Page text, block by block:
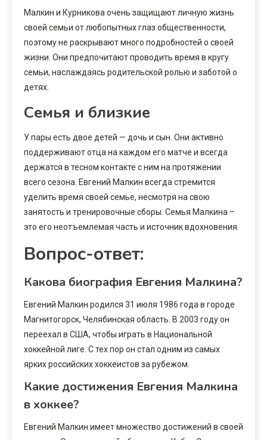
Малкин и Курникова очень защищают личную жизнь
своей семьи от любопытных глаз общественности,
поэтому не раскрывают много подробностей о своей
жизни. Они предпочитают проводить время в кругу
семьи, наслаждаясь родительской ролью и заботой о
детях.
Семья и близкие
У пары есть двое детей — дочь и сын. Они активно
поддерживают отца на каждом его матче и всегда
держатся в тесном контакте с ним на протяжении
всего сезона. Евгений Малкин всегда стремится
уделить время своей семье, несмотря на свою
занятость и тренировочные сборы. Семья Малкина –
это его неотъемлемая часть и источник вдохновения.
Вопрос-ответ:
Какова биография Евгения Малкина?
Евгений Малкин родился 31 июля 1986 года в городе
Магнитогорск, Челябинская область. В 2003 году он
переехал в США, чтобы играть в Национальной
хоккейной лиге. С тех пор он стал одним из самых
ярких российских хоккеистов за рубежом.
Какие достижения Евгения Малкина
в хоккее?
Евгений Малкин имеет множество достижений в своей